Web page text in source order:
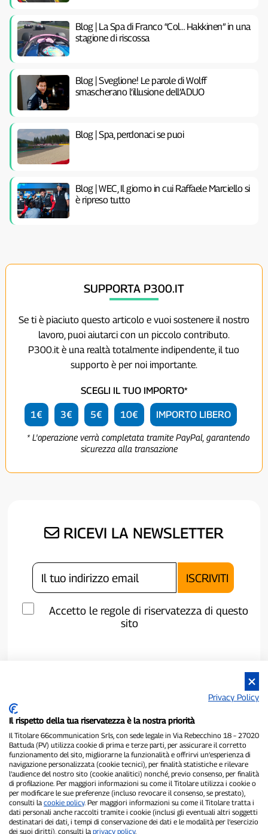
Blog | La Spa di Franco “Col… Hakkinen” in una
stagione di riscossa
Blog | Sveglione! Le parole di Wolff
smascherano l’illusione dell’ADUO
Blog | Spa, perdonaci se puoi
Blog | WEC, Il giorno in cui Raffaele Marciello si
è ripreso tutto
SUPPORTA P300.IT
Se ti è piaciuto questo articolo e vuoi sostenere il nostro
lavoro, puoi aiutarci con un piccolo contributo.
P300.it è una realtà totalmente indipendente, il tuo
supporto è per noi importante.
SCEGLI IL TUO IMPORTO*
1€ 3€ 5€ 10€ IMPORTO LIBERO
* L'operazione verrà completata tramite PayPal, garantendo
sicurezza alla transazione
RICEVI LA NEWSLETTER
Accetto le regole di riservatezza di questo
sito
P300.it è una Testata Giornalistica indipendente
Registrazione numero 1/2021 del 1/2/2021 - Tribunale di Pavia
Proprietario ed editore:66communication Srls- P.IVA
02798890188
Direttore Responsabile:Alessandro Secchi- Vicedirettore:Federico
Benedusi
Privacy Policy
Il rispetto della tua riservatezza è la nostra priorità
Il Titolare 66communication Srls, con sede legale in Via Rebecchino 18 – 27020
Battuda (PV) utilizza cookie di prima e terze parti, per assicurare il corretto
funzionamento del sito, migliorarne la funzionalità e offrirvi un’esperienza di
navigazione personalizzata (cookie tecnici), per finalità statistiche e rilevare
l’audience del nostro sito (cookie analitici) nonché, previo consenso, per finalità
di profilazione. Per maggiori informazioni su come il Titolare utilizza i cookie o
per modificare le sue preferenze (incluso revocare il consenso, se prestato),
consulti la cookie policy. Per maggiori informazioni su come il Titolare tratta i
dati personali anche raccolti tramite i cookie (inclusi gli eventuali altri soggetti
destinatari dei dati, i tempi di conservazione dei dati e le modalità per l’esercizio
dei suoi diritti), consulti la privacy policy.